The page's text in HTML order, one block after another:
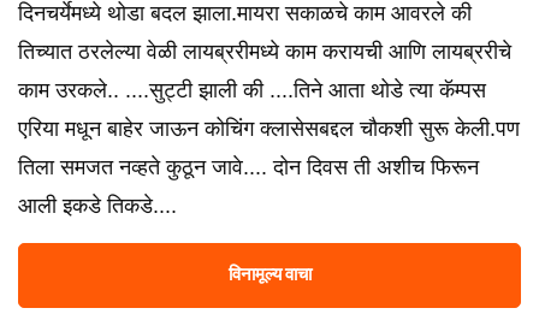
दिनचर्येमध्ये थोडा बदल झाला.मायरा सकाळचे काम आवरले की
तिच्यात ठरलेल्या वेळी लायब्ररीमध्ये काम करायची आणि लायब्ररीचे
काम उरकले.. ....सुट्टी झाली की ....तिने आता थोडे त्या कॅम्पस
एरिया मधून बाहेर जाऊन कोचिंग क्लासेसबद्दल चौकशी सुरू केली.पण
तिला समजत नव्हते कुठून जावे.... दोन दिवस ती अशीच फिरून
आली इकडे तिकडे....
विनामूल्य वाचा